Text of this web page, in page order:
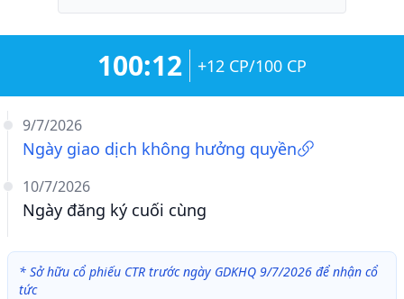
9/7/2026
Ngày giao dịch không hưởng quyền
10/7/2026
Ngày đăng ký cuối cùng
100:12 +12 CP/100 CP
* Sở hữu cổ phiếu CTR trước ngày GDKHQ 9/7/2026 để nhận cổ
tức